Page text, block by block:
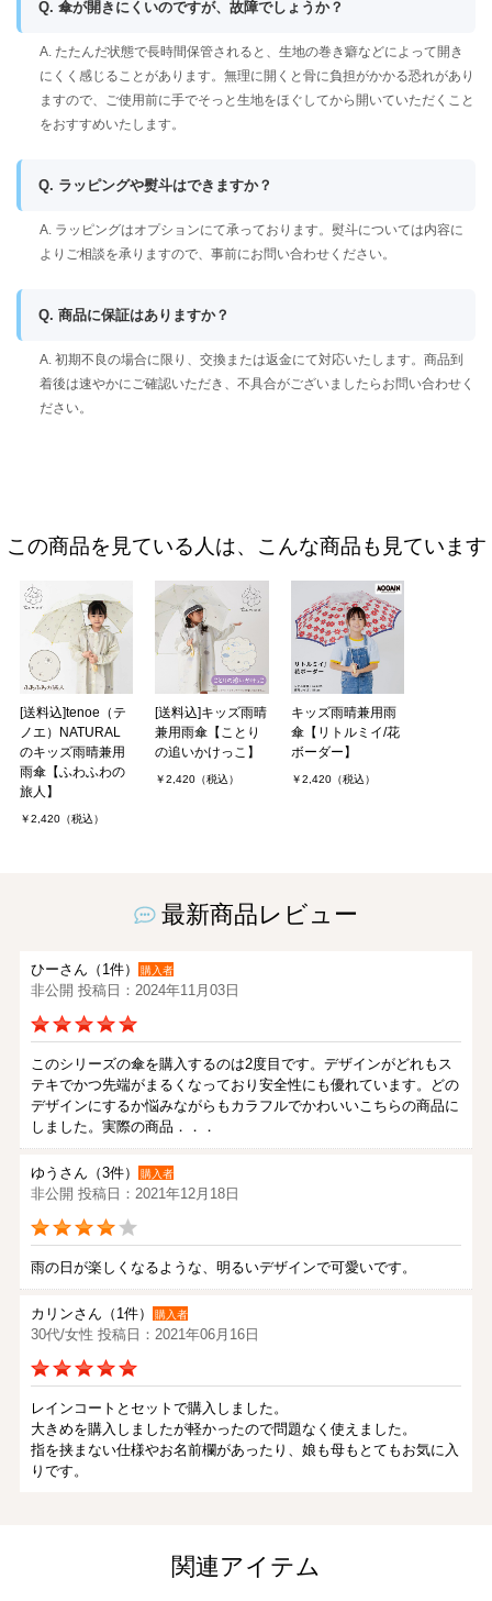
Q. 傘が開きにくいのですが、故障でしょうか？
A. たたんだ状態で長時間保管されると、生地の巻き癖などによって開き
にくく感じることがあります。無理に開くと骨に負担がかかる恐れがあり
ますので、ご使用前に手でそっと生地をほぐしてから開いていただくこと
をおすすめいたします。
Q. ラッピングや熨斗はできますか？
A. ラッピングはオプションにて承っております。熨斗については内容に
よりご相談を承りますので、事前にお問い合わせください。
Q. 商品に保証はありますか？
A. 初期不良の場合に限り、交換または返金にて対応いたします。商品到
着後は速やかにご確認いただき、不具合がございましたらお問い合わせく
ださい。
この商品を見ている人は、こんな商品も見ています
[送料込]tenoe（テ
ノエ）NATURAL
のキッズ雨晴兼用
雨傘【ふわふわの
旅人】
￥2,420（税込）
[送料込]キッズ雨晴
兼用雨傘【ことり
の追いかけっこ】
￥2,420（税込）
キッズ雨晴兼用雨
傘【リトルミイ/花
ボーダー】
￥2,420（税込）
最新商品レビュー
ひーさん（1件） 購入者
非公開 投稿日：2024年11月03日
このシリーズの傘を購入するのは2度目です。デザインがどれもス
テキでかつ先端がまるくなっており安全性にも優れています。どの
デザインにするか悩みながらもカラフルでかわいいこちらの商品に
しました。実際の商品．．．
ゆうさん（3件） 購入者
非公開 投稿日：2021年12月18日
雨の日が楽しくなるような、明るいデザインで可愛いです。
カリンさん（1件） 購入者
30代/女性 投稿日：2021年06月16日
レインコートとセットで購入しました。
大きめを購入しましたが軽かったので問題なく使えました。
指を挟まない仕様やお名前欄があったり、娘も母もとてもお気に入
りです。
関連アイテム